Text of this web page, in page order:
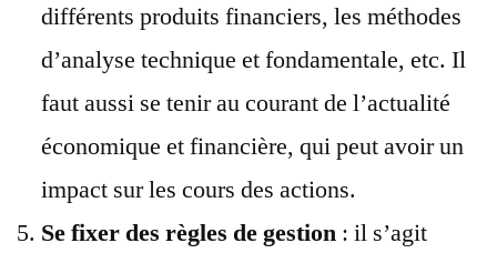
différents produits financiers, les méthodes
d’analyse technique et fondamentale, etc. Il
faut aussi se tenir au courant de l’actualité
économique et financière, qui peut avoir un
impact sur les cours des actions.
Se fixer des règles de gestion : il s’agit